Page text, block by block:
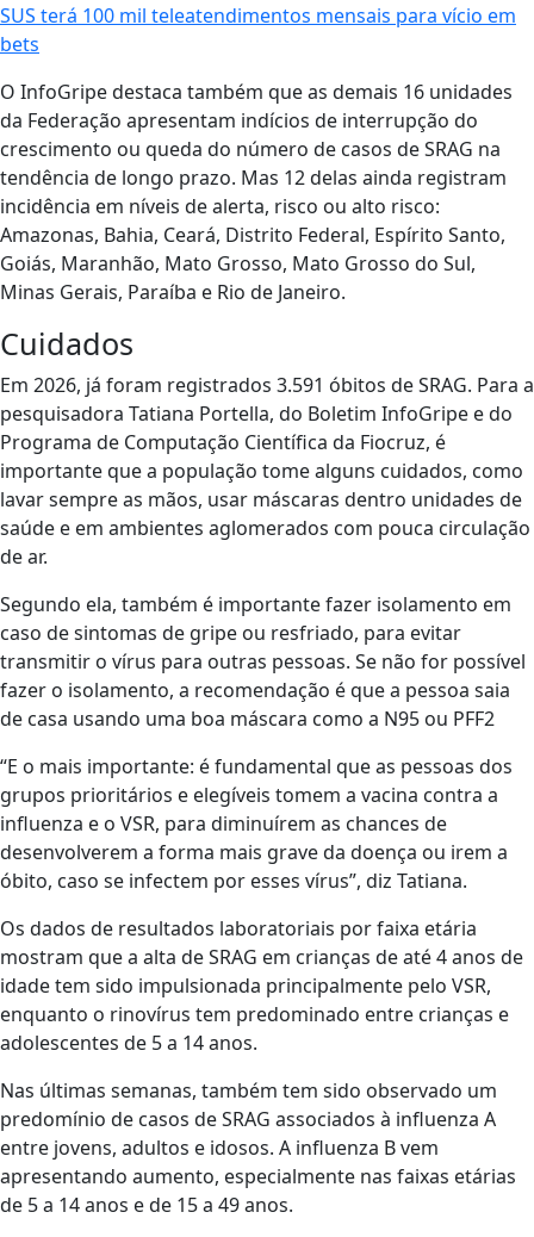
SUS terá 100 mil teleatendimentos mensais para vício em
bets
O InfoGripe destaca também que as demais 16 unidades
da Federação apresentam indícios de interrupção do
crescimento ou queda do número de casos de SRAG na
tendência de longo prazo. Mas 12 delas ainda registram
incidência em níveis de alerta, risco ou alto risco:
Amazonas, Bahia, Ceará, Distrito Federal, Espírito Santo,
Goiás, Maranhão, Mato Grosso, Mato Grosso do Sul,
Minas Gerais, Paraíba e Rio de Janeiro.
Cuidados
Em 2026, já foram registrados 3.591 óbitos de SRAG. Para a
pesquisadora Tatiana Portella, do Boletim InfoGripe e do
Programa de Computação Científica da Fiocruz, é
importante que a população tome alguns cuidados, como
lavar sempre as mãos, usar máscaras dentro unidades de
saúde e em ambientes aglomerados com pouca circulação
de ar.
Segundo ela, também é importante fazer isolamento em
caso de sintomas de gripe ou resfriado, para evitar
transmitir o vírus para outras pessoas. Se não for possível
fazer o isolamento, a recomendação é que a pessoa saia
de casa usando uma boa máscara como a N95 ou PFF2
“E o mais importante: é fundamental que as pessoas dos
grupos prioritários e elegíveis tomem a vacina contra a
influenza e o VSR, para diminuírem as chances de
desenvolverem a forma mais grave da doença ou irem a
óbito, caso se infectem por esses vírus”, diz Tatiana.
Os dados de resultados laboratoriais por faixa etária
mostram que a alta de SRAG em crianças de até 4 anos de
idade tem sido impulsionada principalmente pelo VSR,
enquanto o rinovírus tem predominado entre crianças e
adolescentes de 5 a 14 anos.
Nas últimas semanas, também tem sido observado um
predomínio de casos de SRAG associados à influenza A
entre jovens, adultos e idosos. A influenza B vem
apresentando aumento, especialmente nas faixas etárias
de 5 a 14 anos e de 15 a 49 anos.